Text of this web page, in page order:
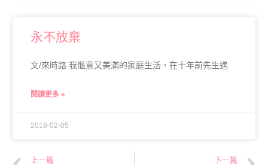
永不放棄
文/來時路 我愜意又美滿的家庭生活，在十年前先生遇
閱讀更多 »
2018-02-05
上一篇 下一篇